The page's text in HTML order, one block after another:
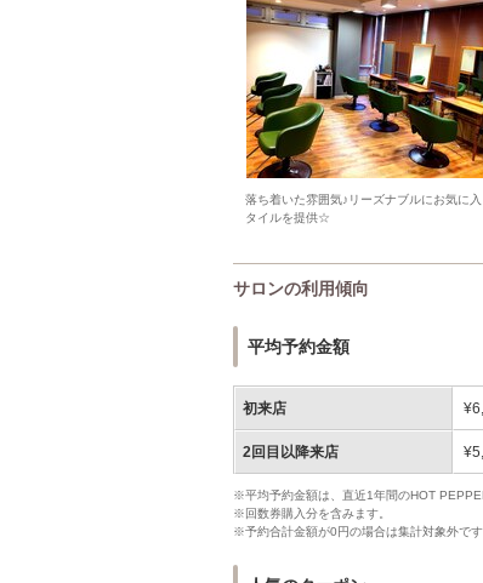
落ち着いた雰囲気♪リーズナブルにお気に入
タイルを提供☆
サロンの利用傾向
平均予約金額
初来店
2回目以降来店
※平均予約金額は、直近1年間のHOT
※回数券購入分を含みます。
※予約合計金額が0円の場合は集計対象外です